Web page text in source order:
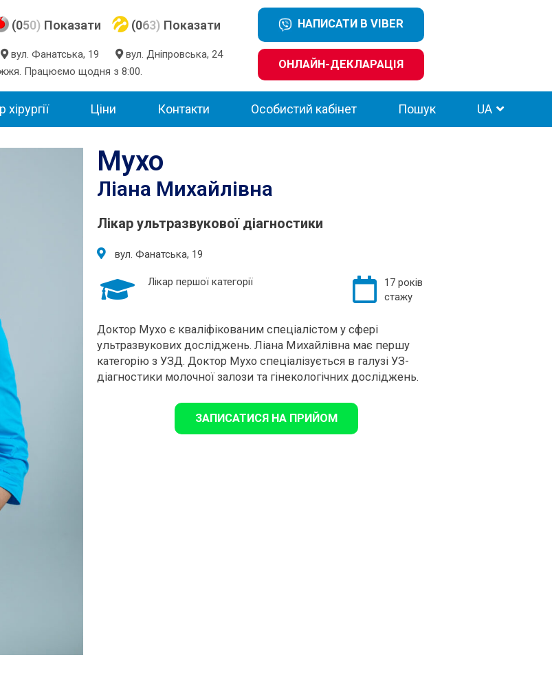
(050) Показати
вул. Фанатська, 19
вул. Дніпровська, 24
Працюємо щодня з 8:00.
(063) Показати НАПИСАТИ В VIBER
ОНЛАЙН-ДЕКЛАРАЦІЯ
хірургії Ціни Контакти Особистий кабінет Пошук UA
Мухо
Ліана Михайлівна
Лікар ультразвукової діагностики
вул. Фанатська, 19
Лікар першої категорії
17 років
стажу
Доктор Мухо є кваліфікованим спеціалістом у сфері
ультразвукових досліджень. Ліана Михайлівна має першу
категорію з УЗД. Доктор Мухо спеціалізується в галузі УЗ-
діагностики молочної залози та гінекологічних досліджень.
ЗАПИСАТИСЯ НА ПРИЙОМ